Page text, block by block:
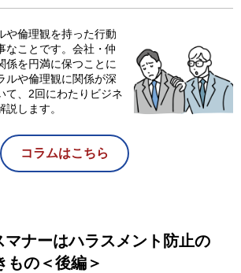
や倫理観を持った行動
なことです。会社・仲
係を円満に保つことに
ルや倫理観に関係が深
て、2回にわたりビジネ
します。
コラムはこちら
ナーはハラスメント防止の
もの＜後編＞